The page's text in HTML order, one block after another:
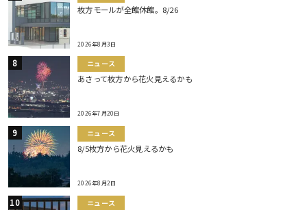
枚方モールが全館休館。8/26
2026年8月3日
ニュース
あさって枚方から花火見えるかも
2026年7月20日
ニュース
8/5枚方から花火見えるかも
2026年8月2日
ニュース